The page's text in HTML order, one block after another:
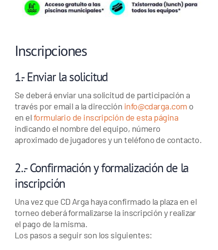
Inscripciones
1.- Enviar la solicitud
Se deberá enviar una solicitud de participación a
través por email a la dirección info@cdarga.com o
en elformulario de inscripción de esta página
indicando el nombre del equipo, número
aproximado de jugadores y un teléfono de contacto.
2..- Confirmación y formalización de la
inscripción
Una vez que CD Arga haya confirmado la plaza en el
torneo deberá formalizarse la inscripción y realizar
el pago de la misma.
Los pasos a seguir son los siguientes: